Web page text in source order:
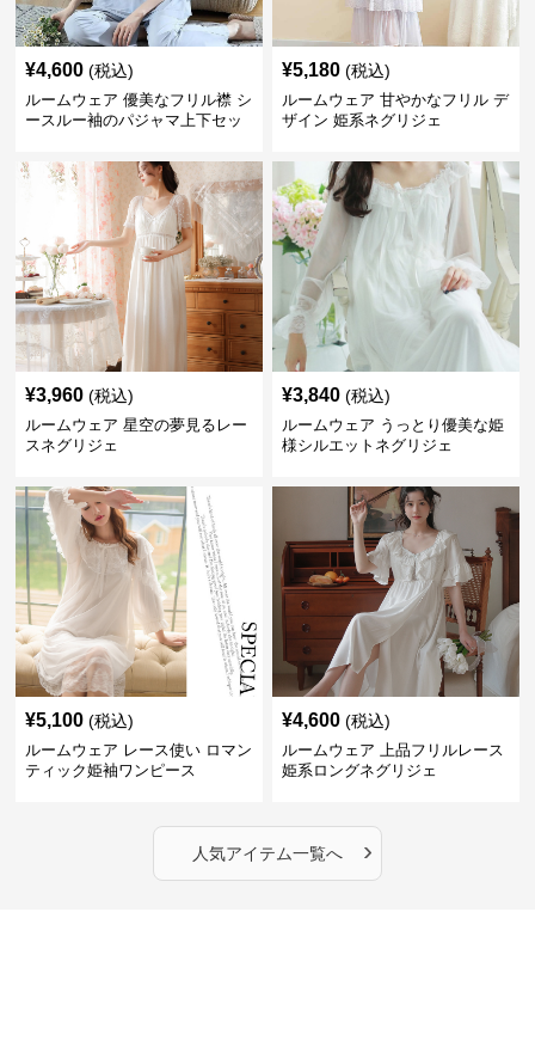
¥4,600 (税込)
ルームウェア 優美なフリル襟 シ
ースルー袖のパジャマ上下セッ
¥5,180 (税込)
ルームウェア 甘やかなフリル デ
ザイン 姫系ネグリジェ
¥3,960 (税込)
ルームウェア 星空の夢見るレー
スネグリジェ
¥3,840 (税込)
ルームウェア うっとり優美な姫
様シルエットネグリジェ
¥5,100 (税込)
ルームウェア レース使い ロマン
ティック姫袖ワンピース
¥4,600 (税込)
ルームウェア 上品フリルレース
姫系ロングネグリジェ
人気アイテム一覧へ ›